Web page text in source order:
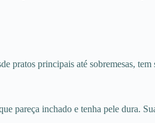
pratos principais até sobremesas,
pareça inchado e tenha pele dura.